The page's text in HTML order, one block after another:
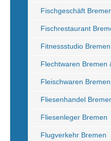
Fischgeschäft
Fischrestaurant
Fitnessstudio Bremen
Flechtwaren Bremen
Fleischwaren
Fliesenhandel
Fliesenleger Bremen
Flugverkehr Bremen